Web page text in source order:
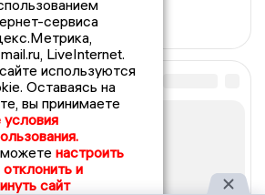
сервиса
LiveInternet.
используются
Оставаясь на
вы принимаете
условия
настроить
отклонить и
сайт